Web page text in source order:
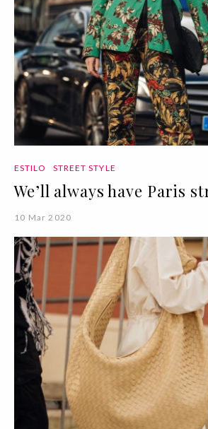
ESTILO STREET STYLE
We’ll always have Paris
10 Mar 2020